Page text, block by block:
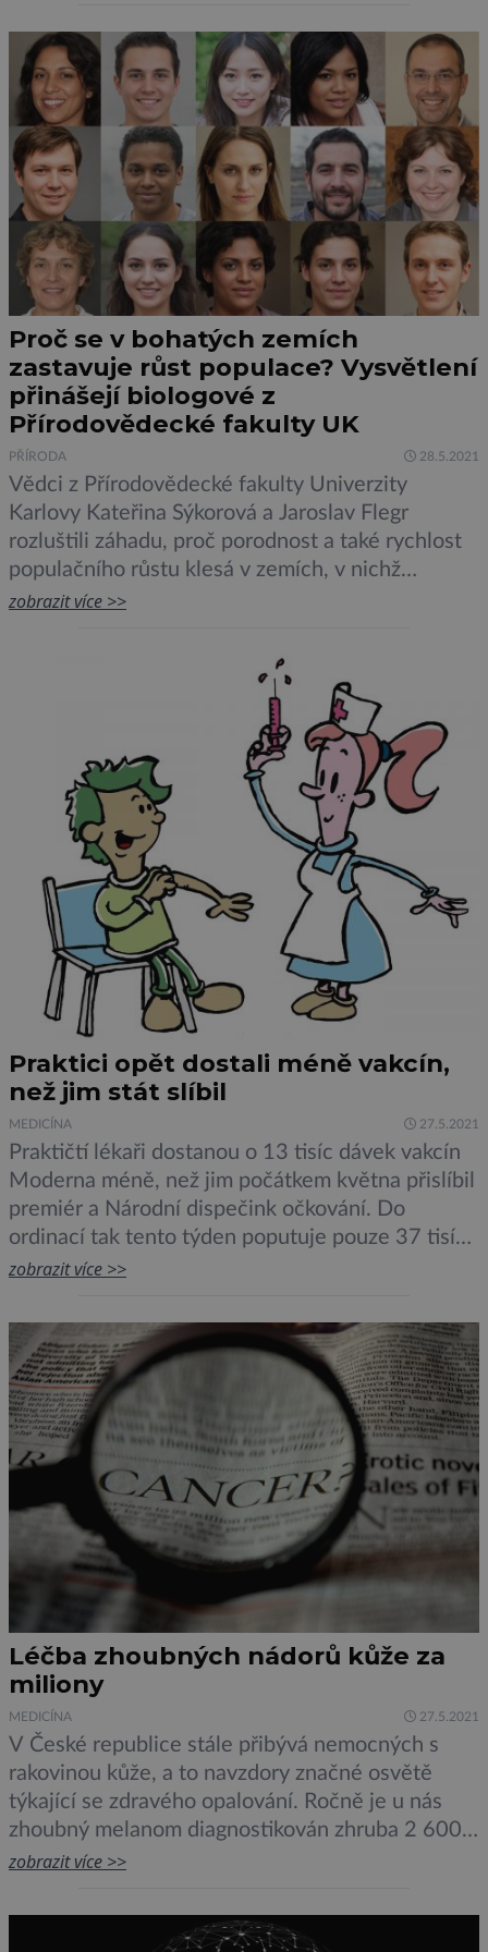
uskutečnila. Rušné a vysokoenergetické
galaktické centrum Mléčné dráhy je od Země
vzdáleno 26 000 světelných let. Astronom
Daniel Wang […]
Proč se v bohatých zemích
zastavuje růst populace? Vysvětlení
přinášejí biologové z
Přírodovědecké fakulty UK
PŘÍRODA 28.5.2021
Vědci z Přírodovědecké fakulty Univerzity
Karlovy Kateřina Sýkorová a Jaroslav Flegr
rozluštili záhadu, proč porodnost a také rychlost
populačního růstu klesá v zemích, v nichž
stoupne životní úroveň. Článek zveřejnil ve
přechod, tedy zpomalení až zastavení
populačního růstu při dosažení dostatečné
hladiny životní úrovně, je zcela univerzální jev,
zobrazit více >>
Praktici opět dostali méně vakcín,
než jim stát slíbil
MEDICÍNA 27.5.2021
Praktičtí lékaři dostanou o 13 tisíc dávek vakcín
Moderna méně, než jim počátkem května přislíbil
premiér a Národní dispečink očkování. Do
ordinací tak tento týden poputuje pouze 37 tisíc
namísto původních 50 600 přislíbených dávek.
Národní dispečink očkování, Modernu tak
dostane jen 188 ordinací, dalších 384 ordinací
dostane […]
zobrazit více >>
Léčba zhoubných nádorů kůže za
miliony
MEDICÍNA 27.5.2021
V České republice stále přibývá nemocných s
rakovinou kůže, a to navzdory značné osvětě
týkající se zdravého opalování. Ročně je u nás
zhoubný melanom diagnostikován zhruba 2 600
lidem. Pozitivním trendem je naopak vysoký
Zdravotní pojišťovny často podporují včasnou
diagnostiku svých pacientů v rámci speciálních
zobrazit více >>